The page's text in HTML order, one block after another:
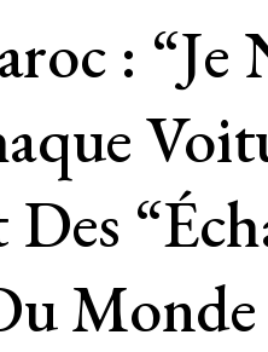
:
Monde